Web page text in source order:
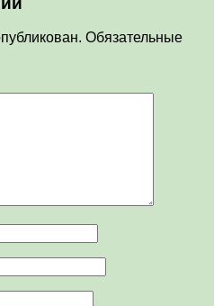
Обязательные